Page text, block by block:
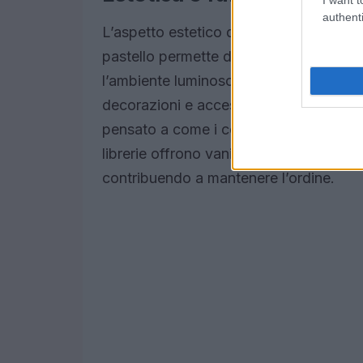
L’aspetto estetico della libreria non
pastello permette di integrarla
l’ambiente luminoso e aperto. Questo
decorazioni e accessori che possono
pensato a come i colori possano
librerie offrono vani chiusi o cassetti,
contribuendo a mantenere l’ordine.